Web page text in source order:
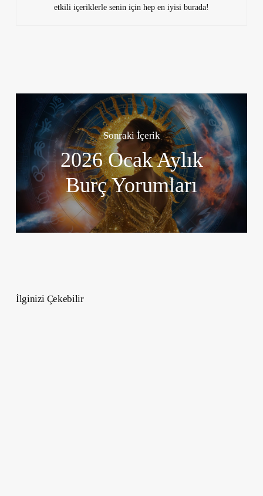
etkili içeriklerle senin için hep en iyisi burada!
Sonraki İçerik
2026 Ocak Aylık
Burç Yorumları
İlginizi Çekebilir